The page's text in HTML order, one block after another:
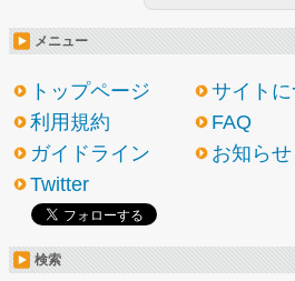
メニュー
トップページ
サイト
利用規約
FAQ
ガイドライン
お知らせ
Twitter
検索